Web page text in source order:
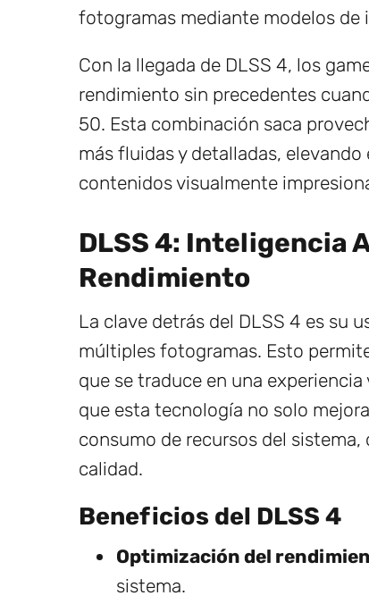
fotogramas mediante modelos
Con la llegada de DLSS 4, los
rendimiento sin precedentes
50. Esta combinación saca
más fluidas y detalladas,
contenidos visualmente
DLSS 4: Inteligencia
Rendimiento
La clave detrás del DLSS 4 es su
múltiples fotogramas. Esto
que se traduce en una
que esta tecnología no solo
consumo de recursos del
calidad.
Beneficios del DLSS 4
Optimización del
sistema.